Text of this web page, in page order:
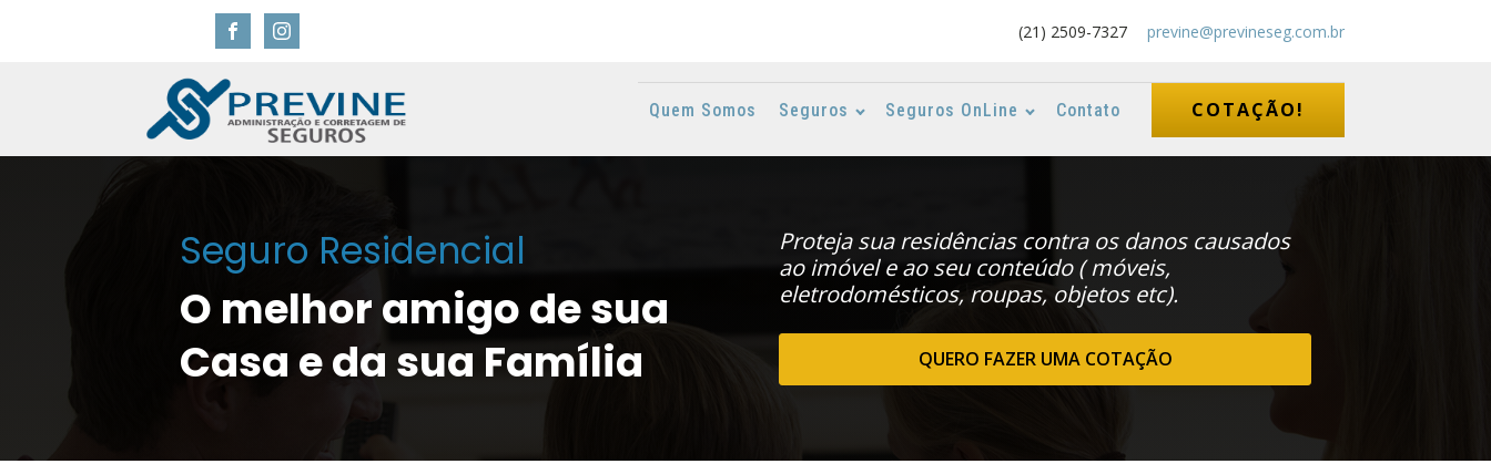
(21) 2509-7327 previne@previneseg.com.br
Quem Somos Seguros Seguros OnLine Contato COTAÇÃO!
Seguro Residencial
O melhor amigo de sua
Casa e da sua Família
Proteja sua residências contra os danos causados
ao imóvel e ao seu conteúdo ( móveis,
eletrodomésticos, roupas, objetos etc).
QUERO FAZER UMA COTAÇÃO